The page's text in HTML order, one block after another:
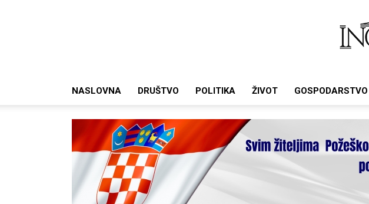
NASLOVNA DRUŠTVO POLITIKA ŽIVOT GOSPODARSTVO